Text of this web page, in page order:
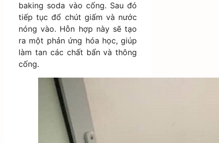
baking soda vào cống. Sau đó
tiếp tục đổ chút giấm và nước
nóng vào. Hỗn hợp này sẽ tạo
ra một phản ứng hóa học, giúp
làm tan các chất bẩn và thông
cống.